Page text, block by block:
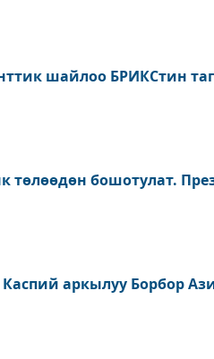
шайлоо БРИКСтин
төлөөдөн бошотулат.
Каспий аркылуу Борбор